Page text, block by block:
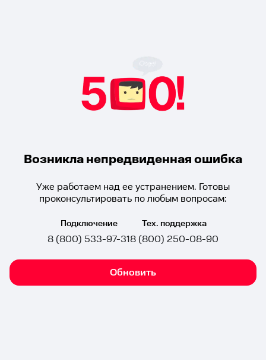
Возникла непредвиденная ошибка
Уже работаем над ее устранением. Готовы
проконсультировать по любым вопросам:
Подключение
8 (800) 533-97-31
Тех. поддержка
8 (800) 250-08-90
Обновить